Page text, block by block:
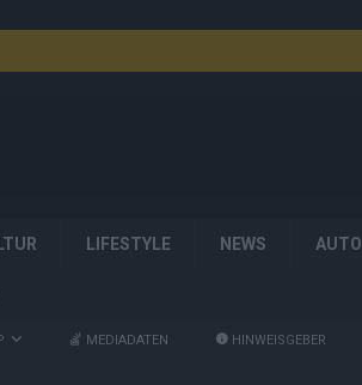
LIFESTYLE NEWS AUTO
MEDIADATEN HINWEISGEBER